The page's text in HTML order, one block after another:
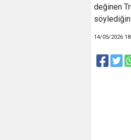
değinen
14/05/2026